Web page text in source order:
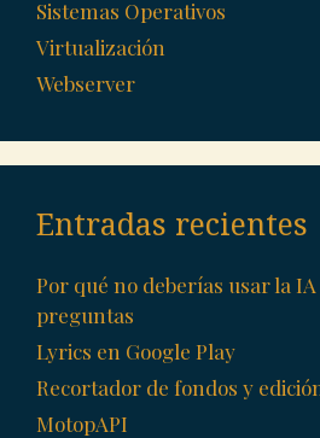
Sistemas Operativos
Virtualización
Webserver
Entradas recientes
Por qué no deberías usar la
preguntas
Lyrics en Google Play
Recortador de fondos y
MotopAPI